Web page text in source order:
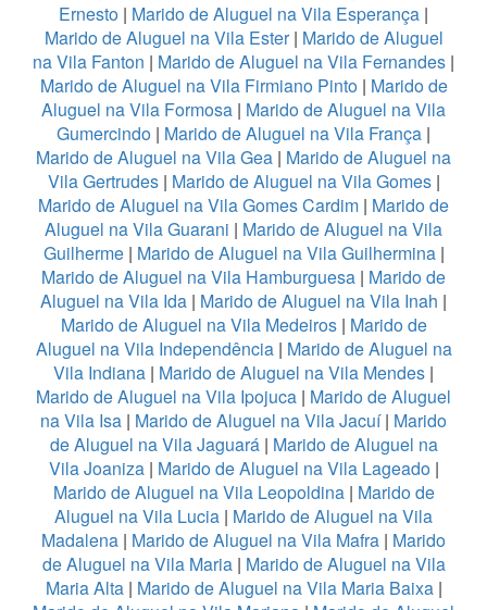
Ernesto | Marido de Aluguel na Vila Esperança |
Marido de Aluguel na Vila Ester| Marido de Aluguel
na Vila Fanton | Marido de Aluguel na Vila Fernandes |
Marido de Aluguel na Vila Firmiano Pinto| Marido de
Aluguel na Vila Formosa | Marido de Aluguel na Vila
Gumercindo | Marido de Aluguel na Vila França |
Marido de Aluguel na Vila Gea | Marido de Aluguel na
Vila Gertrudes| Marido de Aluguel na Vila Gomes|
Marido de Aluguel na Vila Gomes Cardim | Marido de
Aluguel na Vila Guarani | Marido de Aluguel na Vila
Guilherme| Marido de Aluguel na Vila Guilhermina|
Marido de Aluguel na Vila Hamburguesa | Marido de
Aluguel na Vila Ida | Marido de Aluguel na Vila Inah |
Marido de Aluguel na Vila Medeiros| Marido de
Aluguel na Vila Independência| Marido de Aluguel na
Vila Indiana | Marido de Aluguel na Vila Mendes |
Marido de Aluguel na Vila Ipojuca | Marido de Aluguel
na Vila Isa | Marido de Aluguel na Vila Jacuí| Marido
de Aluguel na Vila Jaguará| Marido de Aluguel na
Vila Joaniza| Marido de Aluguel na Vila Lageado|
Marido de Aluguel na Vila Leopoldina| Marido de
Aluguel na Vila Lucia | Marido de Aluguel na Vila
Madalena | Marido de Aluguel na Vila Mafra | Marido
de Aluguel na Vila Maria| Marido de Aluguel na Vila
Maria Alta| Marido de Aluguel na Vila Maria Baixa|